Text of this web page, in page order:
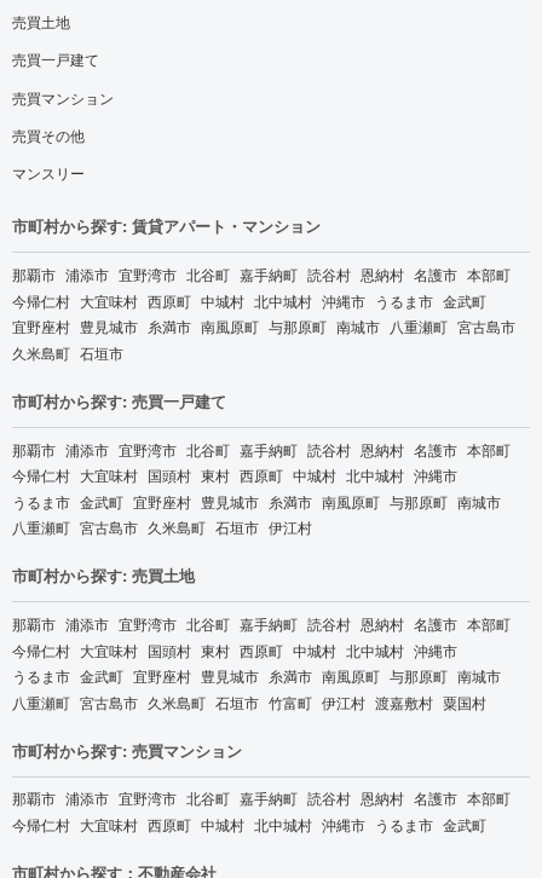
売買土地
売買一戸建て
売買マンション
売買その他
マンスリー
市町村から探す: 賃貸アパート・マンション
那覇市 浦添市 宜野湾市 北谷町 嘉手納町 読谷村 恩納村 名護市 本部町
今帰仁村 大宜味村 西原町 中城村 北中城村 沖縄市 うるま市 金武町
宜野座村 豊見城市 糸満市 南風原町 与那原町 南城市 八重瀬町 宮古島市
久米島町 石垣市
市町村から探す: 売買一戸建て
那覇市 浦添市 宜野湾市 北谷町 嘉手納町 読谷村 恩納村 名護市 本部町
今帰仁村 大宜味村 国頭村 東村 西原町 中城村 北中城村 沖縄市
うるま市 金武町 宜野座村 豊見城市 糸満市 南風原町 与那原町 南城市
八重瀬町 宮古島市 久米島町 石垣市 伊江村
市町村から探す: 売買土地
那覇市 浦添市 宜野湾市 北谷町 嘉手納町 読谷村 恩納村 名護市 本部町
今帰仁村 大宜味村 国頭村 東村 西原町 中城村 北中城村 沖縄市
うるま市 金武町 宜野座村 豊見城市 糸満市 南風原町 与那原町 南城市
八重瀬町 宮古島市 久米島町 石垣市 竹富町 伊江村 渡嘉敷村 粟国村
市町村から探す: 売買マンション
那覇市 浦添市 宜野湾市 北谷町 嘉手納町 読谷村 恩納村 名護市 本部町
今帰仁村 大宜味村 西原町 中城村 北中城村 沖縄市 うるま市 金武町
市町村から探す：不動産会社